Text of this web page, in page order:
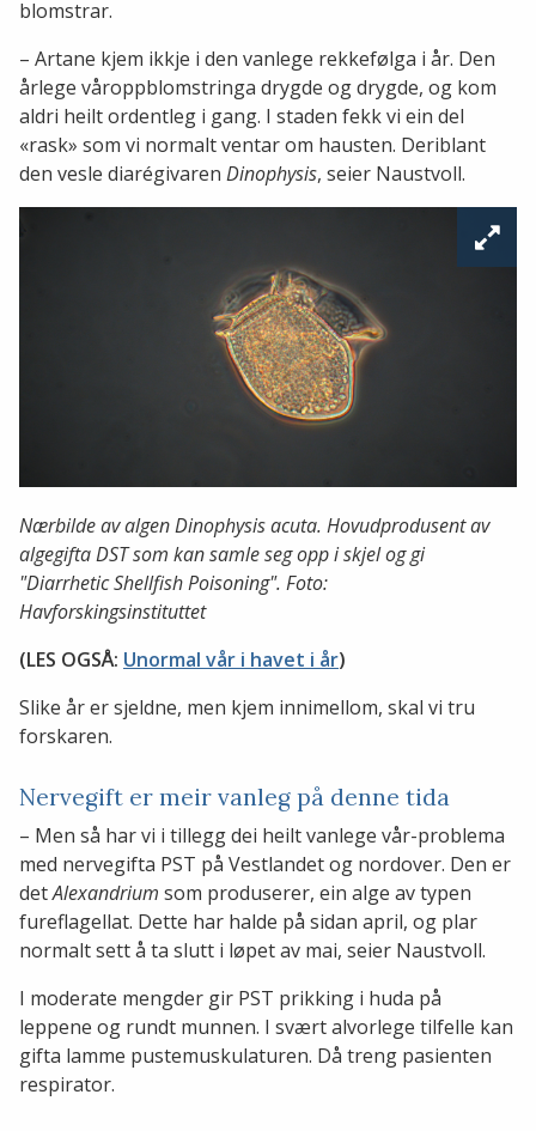
blomstrar.
– Artane kjem ikkje i den vanlege rekkefølga i år. Den
årlege våroppblomstringa drygde og drygde, og kom
aldri heilt ordentleg i gang. I staden fekk vi ein del
«rask» som vi normalt ventar om hausten. Deriblant
den vesle diarégivaren Dinophysis, seier Naustvoll.
Nærbilde av algen Dinophysis acuta. Hovudprodusent av
algegifta DST som kan samle seg opp i skjel og gi
"Diarrhetic Shellfish Poisoning". Foto:
Havforskingsinstituttet
(LES OGSÅ: Unormal vår i havet i år)
Slike år er sjeldne, men kjem innimellom, skal vi tru
forskaren.
Nervegift er meir vanleg på denne tida
– Men så har vi i tillegg dei heilt vanlege vår-problema
med nervegifta PST på Vestlandet og nordover. Den er
detAlexandrium som produserer, ein alge av typen
fureflagellat. Dette har halde på sidan april, og plar
normalt sett å ta slutt i løpet av mai, seier Naustvoll.
I moderate mengder gir PST prikking i huda på
leppene og rundt munnen. I svært alvorlege tilfelle kan
gifta lamme pustemuskulaturen. Då treng pasienten
respirator.